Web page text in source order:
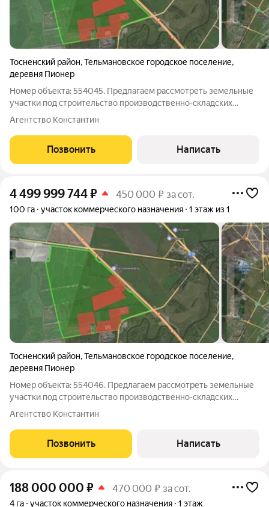
Тосненский район,Тельмановское городское поселение,
деревня Пионер
Номер объекта: 554045. Предлагаем рассмотреть земельные
участки под строительство производственно-складских
помещений. Земельный участок 1 Га Общая площадь парка
Класс опасности: для размещения
Агентство Константин
Позвонить Написать
4 499 999 744₽ 450 000 ₽ за сот.
100 га участок коммерческого назначения 1 этаж из 1
Тосненский район,Тельмановское городское поселение,
деревня Пионер
Номер объекта: 554046. Предлагаем рассмотреть земельные
участки под строительство производственно-складских
помещений. Земельный участок 100 Га. Общая площадь парка
Класс опасности: для
Агентство Константин
Позвонить Написать
188 000 000 ₽ 470 000 ₽ за сот.
4 га участок коммерческого назначения 1 этаж